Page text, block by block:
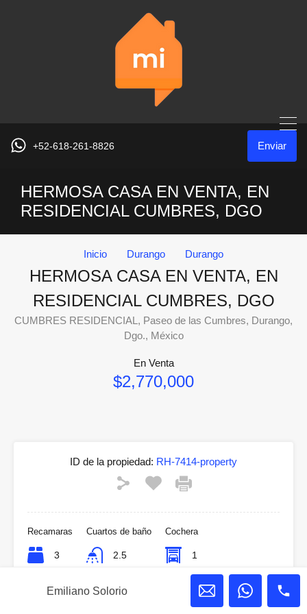
+52-618-261-8826 Enviar
HERMOSA CASA EN VENTA, EN
RESIDENCIAL CUMBRES, DGO
Inicio Durango Durango
HERMOSA CASA EN VENTA, EN
RESIDENCIAL CUMBRES, DGO
CUMBRES RESIDENCIAL, Paseo de las Cumbres, Durango,
Dgo., México
En Venta
$2,770,000
ID de la propiedad:RH-7414-property
Recamaras
3
Cuartos de baño
2.5
Cochera
Emiliano Solorio